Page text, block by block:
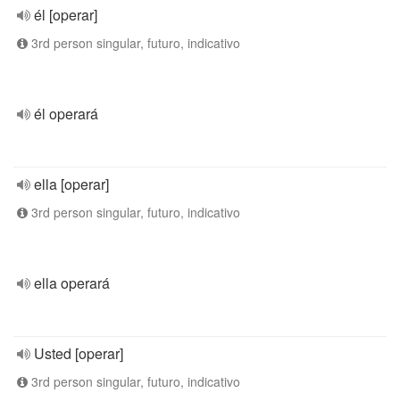
él [operar]
3rd person singular, futuro, indicativo
él operará
ella [operar]
3rd person singular, futuro, indicativo
ella operará
Usted [operar]
3rd person singular, futuro, indicativo